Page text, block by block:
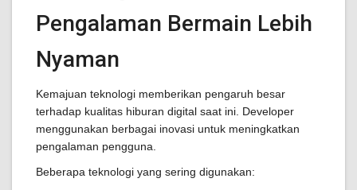
Pengalaman Bermain Lebih
Nyaman
Kemajuan teknologi memberikan pengaruh besar
terhadap kualitas hiburan digital saat ini. Developer
menggunakan berbagai inovasi untuk meningkatkan
pengalaman pengguna.
Beberapa teknologi yang sering digunakan: